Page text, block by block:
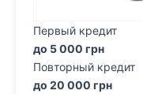
Первый кредит
до 5 000 грн
Повторный кредит
до 20 000 грн